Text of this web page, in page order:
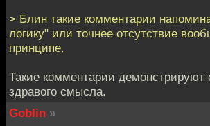
> Блин такие комментарии
логику" или точнее отсутствие
принципе.
Такие комментарии демонстрируют
здравого смысла.
Goblin »